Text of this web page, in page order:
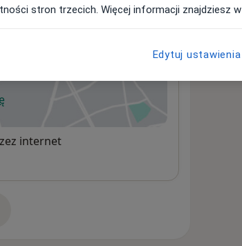
w nowej karcie
internet
stron trzecich. Więcej informacji znajdziesz w
Edytuj ustawienia